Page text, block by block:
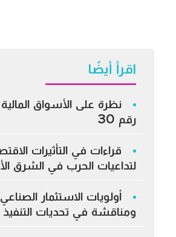
اقرأ أيضًا
نظرة على الأسواق
رقم 30
قراءات في التأثيرات
لتداعيات الحرب في الشرق
أولويات الاستثمار
ومناقشة في تحديات التنفيذ